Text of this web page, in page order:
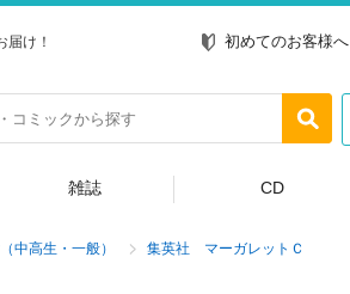
け！ 初めてのお客様へ
雑誌 CD
中高生・一般） 集英社 マーガレットＣ